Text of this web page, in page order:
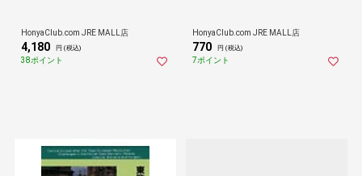
HonyaClub.com JRE MALL店
4,180 円 (税込)
38ポイント
HonyaClub.com JRE MALL店
770 円 (税込)
7ポイント